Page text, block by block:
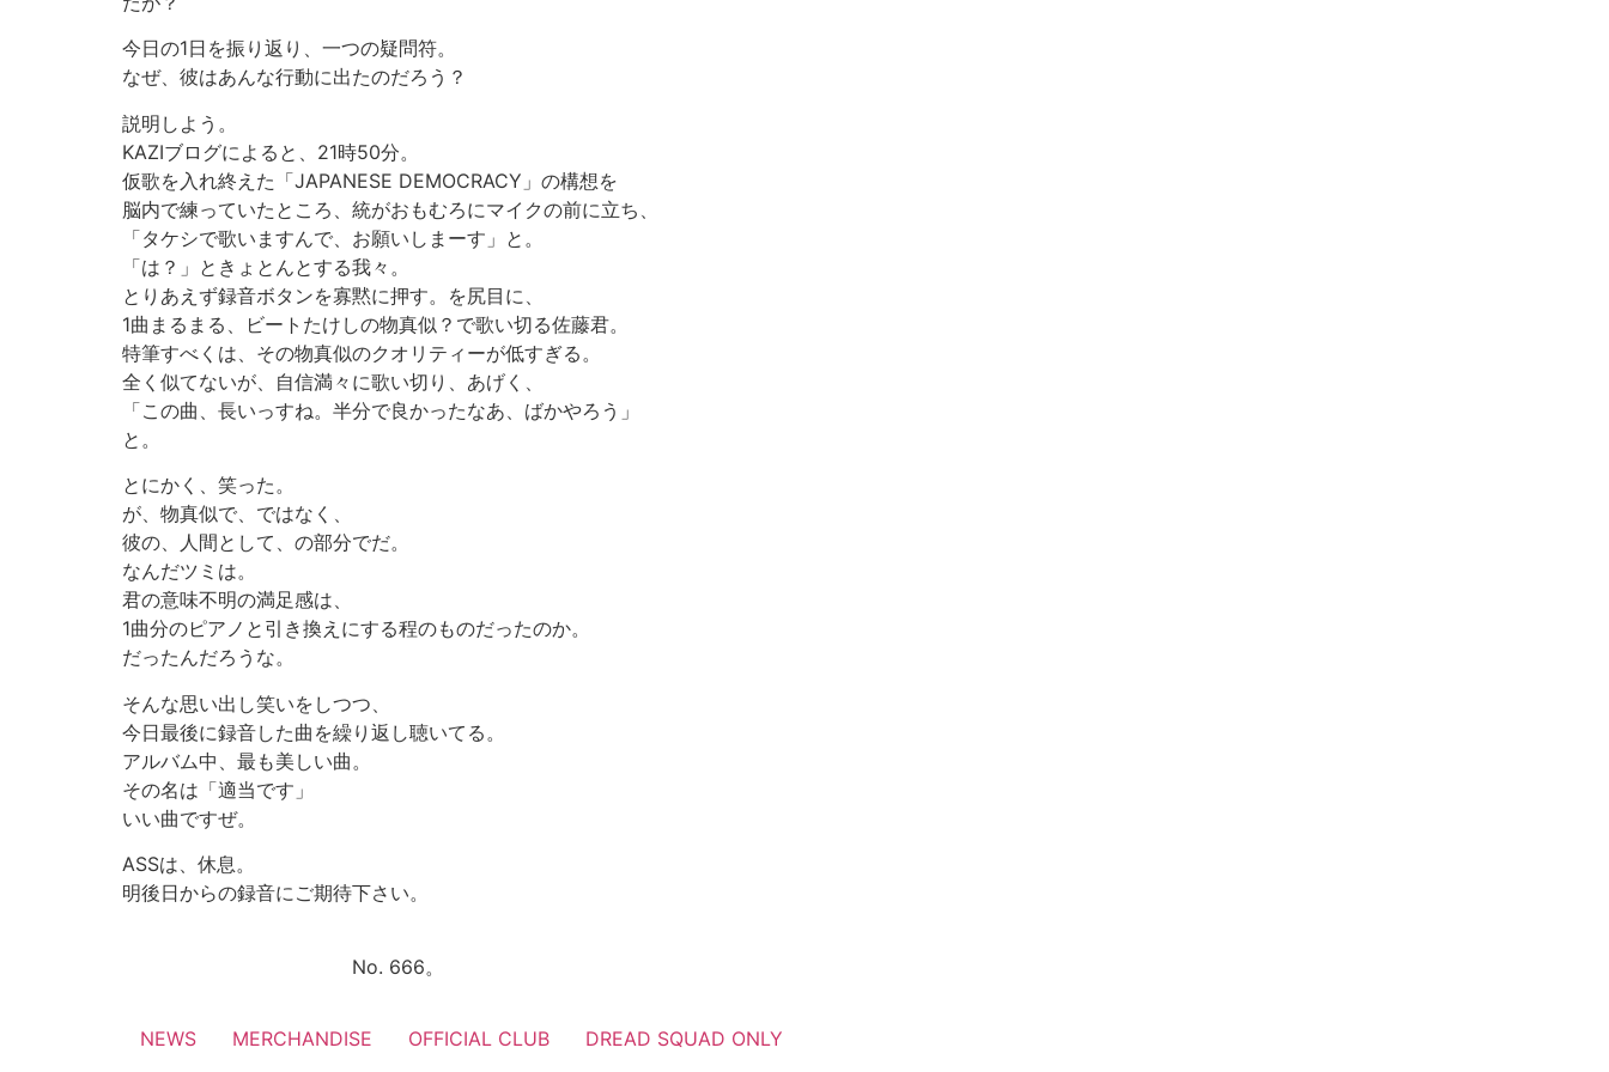
今日の1日を振り返り、一つの疑問符。
なぜ、彼はあんな行動に出たのだろう？
説明しよう。
KAZIブログによると、21時50分。
仮歌を入れ終えた「JAPANESE DEMOCRACY」の構想を
脳内で練っていたところ、統がおもむろにマイクの前に立ち、
「タケシで歌いますんで、お願いしまーす」と。
「は？」ときょとんとする我々。
とりあえず録音ボタンを寡黙に押す。を尻目に、
1曲まるまる、ビートたけしの物真似？で歌い切る佐藤君。
特筆すべくは、その物真似のクオリティーが低すぎる。
全く似てないが、自信満々に歌い切り、あげく、
「この曲、長いっすね。半分で良かったなあ、ばかやろう」
と。
とにかく、笑った。
が、物真似で、ではなく、
彼の、人間として、の部分でだ。
なんだツミは。
君の意味不明の満足感は、
1曲分のピアノと引き換えにする程のものだったのか。
だったんだろうな。
そんな思い出し笑いをしつつ、
今日最後に録音した曲を繰り返し聴いてる。
アルバム中、最も美しい曲。
その名は「適当です」
いい曲ですぜ。
ASSは、休息。
明後日からの録音にご期待下さい。
No. 666。
NEWS MERCHANDISE OFFICIAL CLUB DREAD SQUAD ONLY